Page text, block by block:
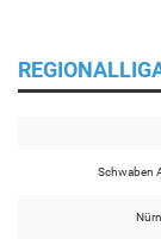
Schwaben